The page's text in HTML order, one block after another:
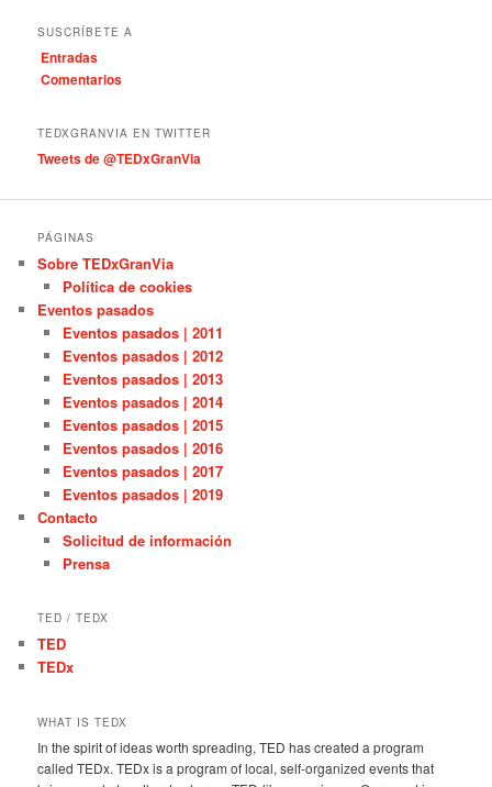
e
g
o
s
SUSCRÍBETE A
Entradas
Comentarios
TEDXGRANVIA EN TWITTER
Tweets de @TEDxGranVia
PÁGINAS
Sobre TEDxGranVia
Política de cookies
Eventos pasados
Eventos pasados | 2011
Eventos pasados | 2012
Eventos pasados | 2013
Eventos pasados | 2014
Eventos pasados | 2015
Eventos pasados | 2016
Eventos pasados | 2017
Eventos pasados | 2019
Contacto
Solicitud de información
Prensa
TED / TEDX
TED
TEDx
WHAT IS TEDX
In the spirit of ideas worth spreading, TED has created a program
called TEDx. TEDx is a program of local, self-organized events that